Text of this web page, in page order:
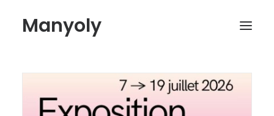
Manyoly
Street Art